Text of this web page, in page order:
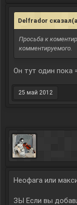
Delfrador
Просьба к
комментируемого.
Он тут один пока
25 май 2012
Неофага или
ЗЫ Если вы